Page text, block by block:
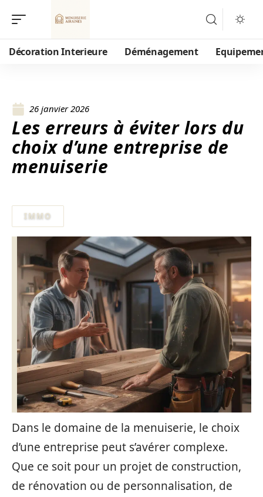
Décoration Interieure Déménagement
26 janvier 2026
Les erreurs à éviter lors du
choix d’une entreprise de
menuiserie
IMMO
Dans le domaine de la menuiserie, le choix
d’une entreprise peut s’avérer complexe.
Que ce soit pour un projet de construction,
de rénovation ou de personnalisation, de